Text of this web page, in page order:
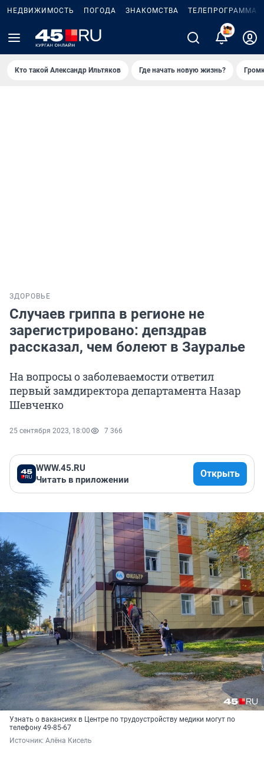
НЕДВИЖИМОСТЬ ПОГОДА ЗНАКОМСТВА ТЕЛЕПРОГРАММА
2
Кто такой Александр Ильтяков Где начать новую жизнь?
ЗДОРОВЬЕ
Случаев гриппа в регионе не
зарегистрировано: депздрав
рассказал, чем болеют в Зауралье
На вопросы о заболеваемости ответил
первый замдиректора департамента Назар
Шевченко
25 сентября 2023, 18:00 7 366
WWW.45.RU
Читать в приложении
Открыть
Узнать о вакансиях в Центре по трудоустройству медики могут по
телефону 49-85-67
Источник: Алёна Кисель